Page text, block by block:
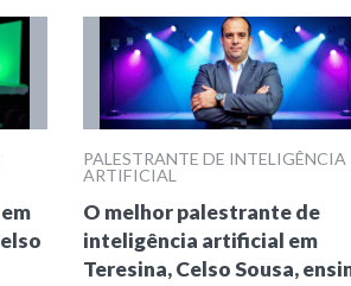
PALESTRANTE DE INTELIGÊNCIA
ARTIFICIAL
O melhor palestrante de
inteligência artificial em
Teresina, Celso Sousa,